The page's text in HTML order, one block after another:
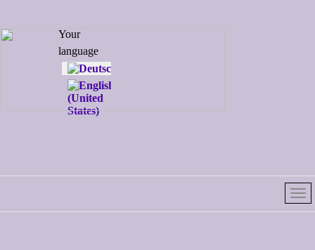
Select your
language
Your
language